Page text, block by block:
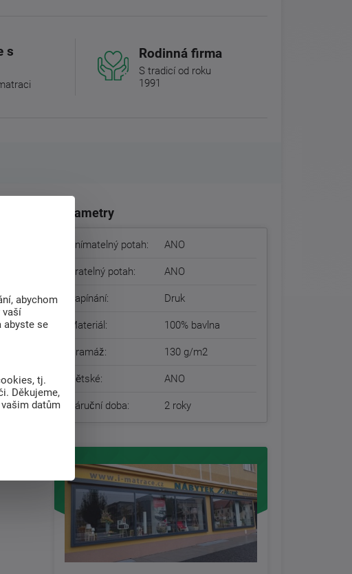
s
Rodinná firma
S tradicí od roku
1991
Parametry
Snímatelný potah: ANO
Pratelný potah: ANO
Zapínání: Druk
Materiál: 100% bavlna
Gramáž: 130 g/m2
Dětské: ANO
Záruční doba: 2 roky
abychom
vaší
abyste se
tj.
Děkujeme,
datům